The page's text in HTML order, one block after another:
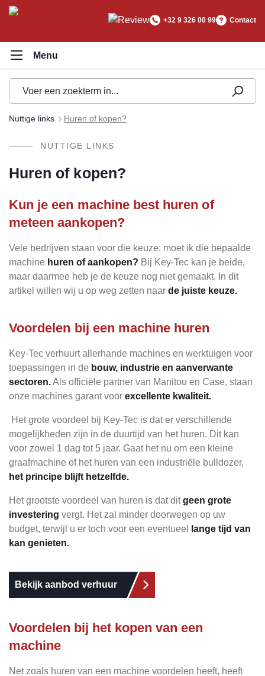
+32 9 326 00 99 Contact
Nuttige links Huren of kopen?
NUTTIGE LINKS
Huren of kopen?
Kun je een machine best huren of
meteen aankopen?
Vele bedrijven staan voor die keuze: moet ik die bepaalde
machine huren of aankopen? Bij Key-Tec kan je beide,
maar daarmee heb je de keuze nog niet gemaakt. In dit
artikel willen wij u op weg zetten naar de juiste keuze.
Voordelen bij een machine huren
Key-Tec verhuurt allerhande machines en werktuigen voor
toepassingen in de bouw, industrie en aanverwante
sectoren.Als officiële partner van Manitou en Case, staan
onze machines garant voor excellente kwaliteit.
Het grote voordeel bij Key-Tec is dat er verschillende
mogelijkheden zijn in de duurtijd van het huren. Dit kan
voor zowel 1 dag tot 5 jaar. Gaat het nu om een kleine
graafmachine of het huren van een industriële bulldozer,
het principe blijft hetzelfde.
Het grootste voordeel van huren is dat ditgeen grote
investering vergt. Het zal minder doorwegen op uw
budget, terwijl u er toch voor een eventueel
lange tijd van
kan genieten.
Bekijk aanbod verhuur
Voordelen bij het kopen van een
machine
Net zoals huren van een machine voordelen heeft, heeft